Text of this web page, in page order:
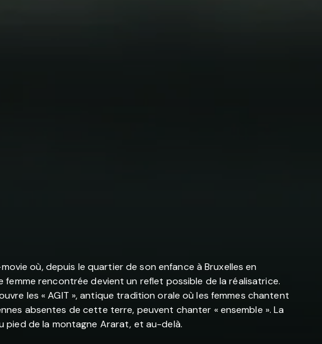
où, depuis le quartier de son enfance à Bruxelles en
femme rencontrée devient un reflet possible de la réalisatrice.
les « AGIT », antique tradition orale où les femmes chantent
absentes de cette terre, peuvent chanter « ensemble ». La
pied de la montagne Ararat, et au-delà.